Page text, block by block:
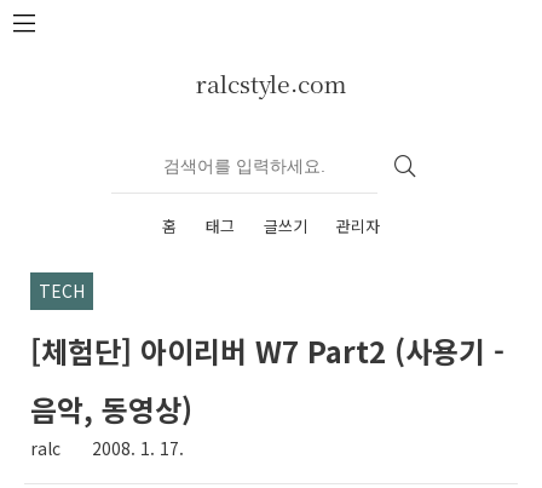
본문 바로가기
ralcstyle.com
홈 태그 글쓰기 관리자
TECH
[체험단] 아이리버 W7 Part2 (사용기 -
음악, 동영상)
ralc 2008. 1. 17.